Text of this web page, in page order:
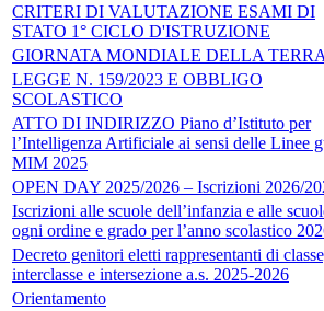
CRITERI DI VALUTAZIONE ESAMI DI
STATO 1° CICLO D'ISTRUZIONE
GIORNATA MONDIALE DELLA TERRA
LEGGE N. 159/2023 E OBBLIGO
SCOLASTICO
ATTO DI INDIRIZZO Piano d’Istituto per
l’Intelligenza Artificiale ai sensi delle Linee
MIM 2025
OPEN DAY 2025/2026 – Iscrizioni 2026/
Iscrizioni alle scuole dell’infanzia e alle
ogni ordine e grado per l’anno scolastico
Decreto genitori eletti rappresentanti di
interclasse e intersezione a.s. 2025-2026
Orientamento